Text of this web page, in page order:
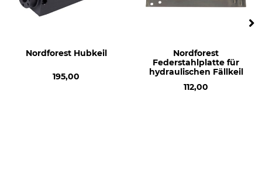
Nordforest Hubkeil
195,00
Nordforest
Federstahlplatte für
hydraulischen Fällkeil
112,00